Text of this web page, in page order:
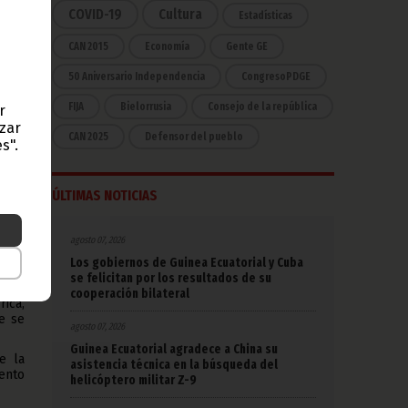
al
el
y
se
la
COVID-19 Cultura Estadísticas
CAN 2015 Economía Gente GE
50 Aniversario Independencia CongresoPDGE
FIJA Bielorrusia Consejo de la república
CAN 2025 Defensor del pueblo
ÚLTIMAS NOTICIAS
agosto 07, 2026
Los gobiernos de Guinea Ecuatorial y Cuba
se felicitan por los resultados de su
cooperación bilateral
agosto 07, 2026
Guinea Ecuatorial agradece a China su
asistencia técnica en la búsqueda del
helicóptero militar Z-9